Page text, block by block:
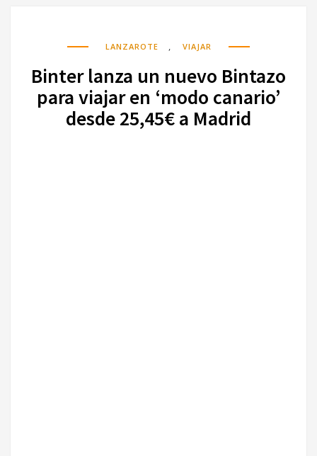
LANZAROTE , VIAJAR
Binter lanza un nuevo Bintazo
para viajar en ‘modo canario’
desde 25,45€ a Madrid